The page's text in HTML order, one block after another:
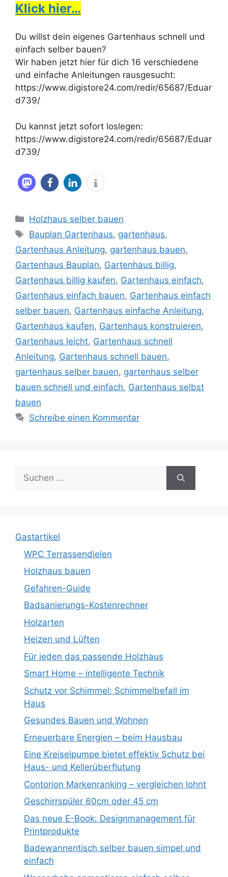
Klick hier…
Du willst dein eigenes Gartenhaus schnell und
einfach selber bauen?
Wir haben jetzt hier für dich 16 verschiedene
und einfache Anleitungen rausgesucht:
https://www.digistore24.com/redir/65687/Eduar
d739/
Du kannst jetzt sofort loslegen:
https://www.digistore24.com/redir/65687/Eduar
d739/
Kategorien
Holzhaus selber bauen
Schlagwörter
Bauplan Gartenhaus, gartenhaus,
Gartenhaus Anleitung, gartenhaus bauen,
Gartenhaus Bauplan, Gartenhaus billig,
Gartenhaus billig kaufen, Gartenhaus einfach,
Gartenhaus einfach bauen, Gartenhaus einfach
selber bauen, Gartenhaus einfache Anleitung,
Gartenhaus kaufen, Gartenhaus konstruieren,
Gartenhaus leicht, Gartenhaus schnell
Anleitung, Gartenhaus schnell bauen,
gartenhaus selber bauen, gartenhaus selber
bauen schnell und einfach, Gartenhaus selbst
bauen
Schreibe einen Kommentar
Suche
nach:
Gastartikel
WPC Terrassendielen
Holzhaus bauen
Gefahren-Guide
Badsanierungs-Kostenrechner
Holzarten
Heizen und Lüften
Für jeden das passende Holzhaus
Smart Home – intelligente Technik
Schutz vor Schimmel: Schimmelbefall im
Haus
Gesundes Bauen und Wohnen
Erneuerbare Energien – beim Hausbau
Eine Kreiselpumpe bietet effektiv Schutz bei
Haus- und Kellerüberflutung
Contorion Markenranking – vergleichen lohnt
Geschirrspüler 60cm oder 45 cm
Das neue E-Book: Designmanagement für
Printprodukte
Badewannentisch selber bauen simpel und
einfach